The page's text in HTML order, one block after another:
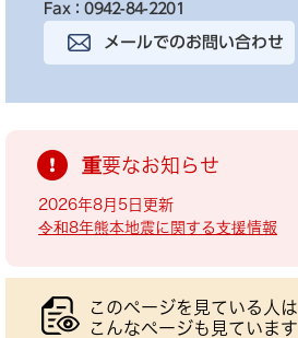
Fax：0942-84-2201
メールでのお問い合わせ
重要なお知らせ
2026年8月5日更新
令和8年熊本地震に関する支援情報
このページを見ている人は
こんなページも見ています